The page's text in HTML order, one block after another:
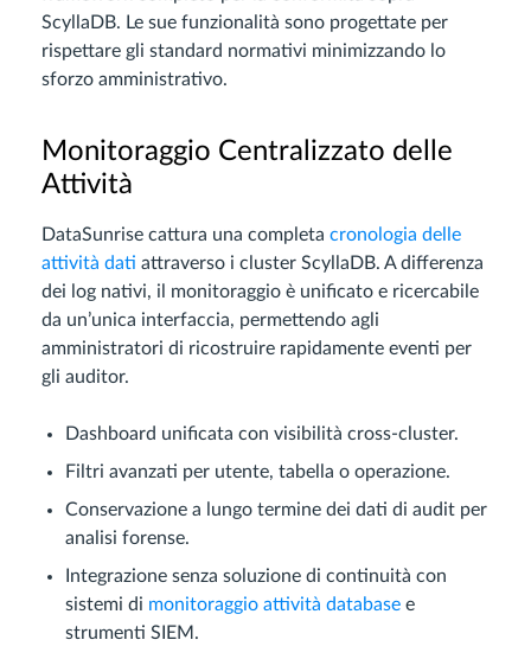
ScyllaDB. Le sue funzionalità sono progettate per
rispettare gli standard normativi minimizzando lo
sforzo amministrativo.
Monitoraggio Centralizzato delle
Attività
DataSunrise cattura una completa cronologia delle
attività dati attraverso i cluster ScyllaDB. A differenza
dei log nativi, il monitoraggio è unificato e ricercabile
da un’unica interfaccia, permettendo agli
amministratori di ricostruire rapidamente eventi per
gli auditor.
Dashboard unificata con visibilità cross-cluster.
Filtri avanzati per utente, tabella o operazione.
Conservazione a lungo termine dei dati di audit per
analisi forense.
Integrazione senza soluzione di continuità con
sistemi di monitoraggio attività database e
strumenti SIEM.